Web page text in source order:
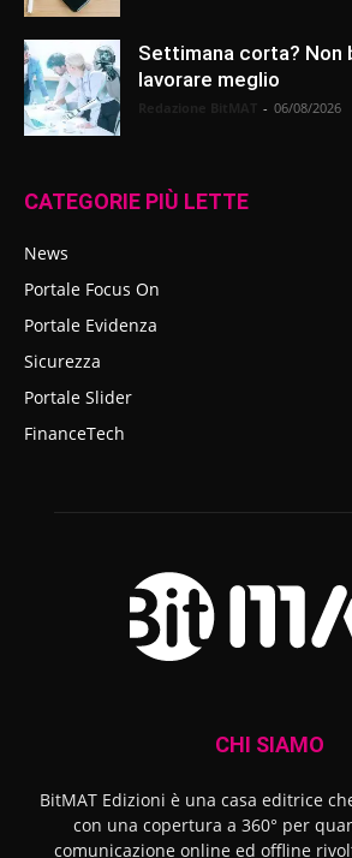
Settimana corta? Non
lavorare meglio
- 06/08/2026
CATEGORIE PIÙ LETTE
News
Portale Focus On
Portale Evidenza
Sicurezza
Portale Slider
FinanceTech
CHI SIAMO
BitMAT Edizioni è una casa editrice
con una copertura a 360° per
comunicazione online ed offline